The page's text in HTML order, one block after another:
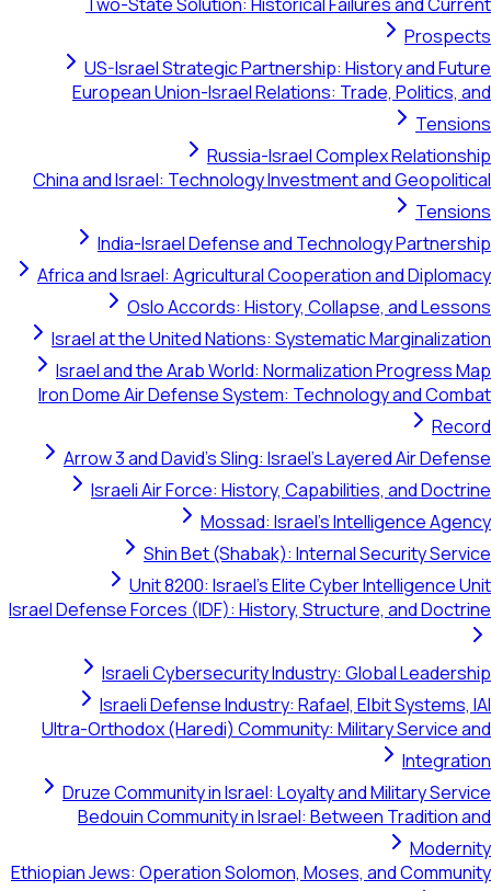
US-Israel Strategic Partnership: History and
European Union-Israel Relations: Trade, Politics,
Russia-Israel Complex
China and Israel: Technology Investment and
India-Israel Defense and Technology
Africa and Israel: Agricultural Cooperation and
Oslo Accords: History, Collapse, and
Israel at the United Nations: Systematic
Israel and the Arab World: Normalization Progress
Iron Dome Air Defense System: Technology and
Arrow 3 and David's Sling: Israel's Layered Air
Israeli Air Force: History, Capabilities, and
Mossad: Israel's Intelligence
Shin Bet (Shabak): Internal Security
Unit 8200: Israel's Elite Cyber Intelligence
Israel Defense Forces (IDF): History, Structure, and
Israeli Cybersecurity Industry: Global
Israeli Defense Industry: Rafael, Elbit Systems,
Ultra-Orthodox (Haredi) Community: Military Service
Druze Community in Israel: Loyalty and Military
Bedouin Community in Israel: Between Tradition
Ethiopian Jews: Operation Solomon, Moses, and